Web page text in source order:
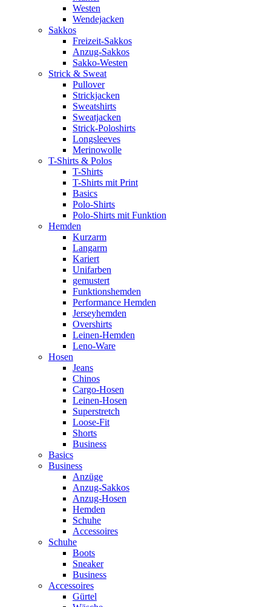
Westen
Wendejacken
Sakkos
Freizeit-Sakkos
Anzug-Sakkos
Sakko-Westen
Strick & Sweat
Pullover
Strickjacken
Sweatshirts
Sweatjacken
Strick-Poloshirts
Longsleeves
Merinowolle
T-Shirts & Polos
T-Shirts
T-Shirts mit Print
Basics
Polo-Shirts
Polo-Shirts mit Funktion
Hemden
Kurzarm
Langarm
Kariert
Unifarben
gemustert
Funktionshemden
Performance Hemden
Jerseyhemden
Overshirts
Leinen-Hemden
Leno-Ware
Hosen
Jeans
Chinos
Cargo-Hosen
Leinen-Hosen
Superstretch
Loose-Fit
Shorts
Business
Basics
Business
Anzüge
Anzug-Sakkos
Anzug-Hosen
Hemden
Schuhe
Accessoires
Schuhe
Boots
Sneaker
Business
Accessoires
Gürtel